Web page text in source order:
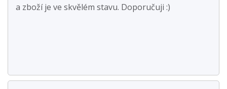
a zboží je ve skvělém stavu. Doporučuji :)